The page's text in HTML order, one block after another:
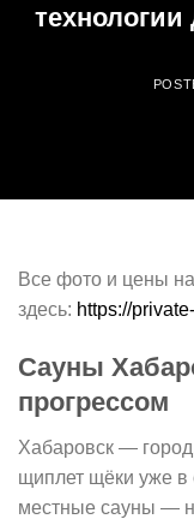
Все фото и цены
здесь: https://
Сауны
прогрессом
Хабаровск —
щиплет щёки уже в
местные сауны —